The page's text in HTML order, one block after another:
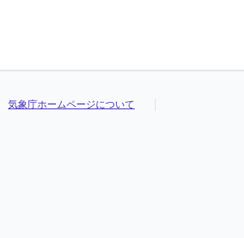
気象庁ホームページについて